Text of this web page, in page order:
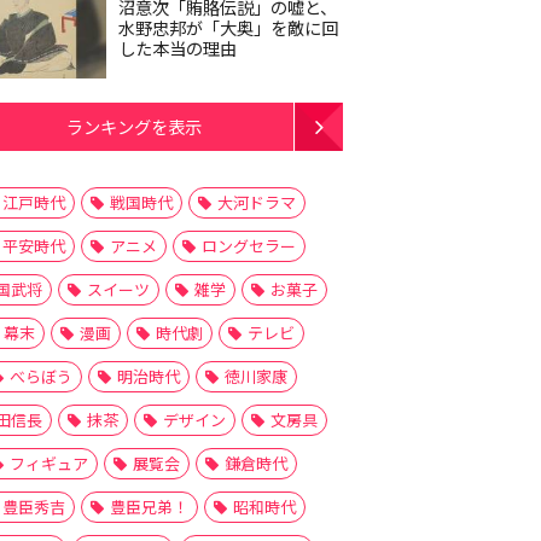
沼意次「賄賂伝説」の嘘と、
水野忠邦が「大奥」を敵に回
した本当の理由
ランキングを表示
江戸時代 戦国時代
大河ドラマ
平安時代
アニメ
ロングセラー
武将
スイーツ 雑学
お菓子
幕末
漫画 時代劇
テレビ
べらぼう
明治時代
徳川家康
信長
抹茶 デザイン
文房具
フィギュア
展覧会
鎌倉時代
豊臣秀吉
豊臣兄弟！
昭和時代